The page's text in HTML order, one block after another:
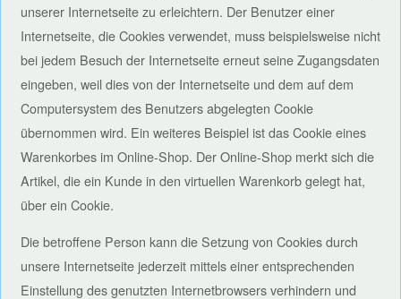
unserer Internetseite zu erleichtern. Der Benutzer einer
Internetseite, die Cookies verwendet, muss beispielsweise nicht
bei jedem Besuch der Internetseite erneut seine Zugangsdaten
eingeben, weil dies von der Internetseite und dem auf dem
Computersystem des Benutzers abgelegten Cookie
übernommen wird. Ein weiteres Beispiel ist das Cookie eines
Warenkorbes im Online-Shop. Der Online-Shop merkt sich die
Artikel, die ein Kunde in den virtuellen Warenkorb gelegt hat,
über ein Cookie.
Die betroffene Person kann die Setzung von Cookies durch
unsere Internetseite jederzeit mittels einer entsprechenden
Einstellung des genutzten Internetbrowsers verhindern und